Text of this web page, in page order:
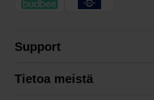
Support
Tietoa meistä